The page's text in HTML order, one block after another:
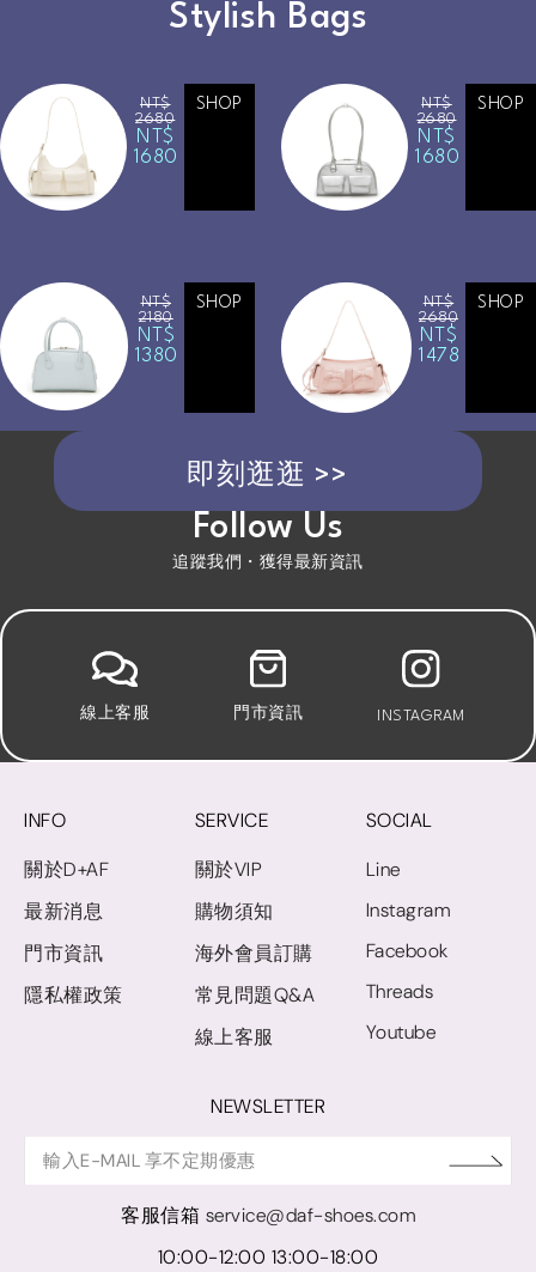
Stylish Bags
NT$
2680
NT$
1680
SHOP
NT$
2680
NT$
1680
SHOP
NT$
2180
NT$
1380
SHOP
NT$
2680
NT$
1478
SHOP
即刻逛逛 >>
Follow Us
追蹤我們・獲得最新資訊
線上客服 門市資訊 INSTAGRAM
INFO
關於D+AF
最新消息
門市資訊
隱私權政策
SERVICE
關於VIP
購物須知
海外會員訂購
常見問題Q&A
線上客服
SOCIAL
Line
Instagram
Facebook
Threads
Youtube
NEWSLETTER
客服信箱 service@daf-shoes.com
10:00-12:00 13:00-18:00